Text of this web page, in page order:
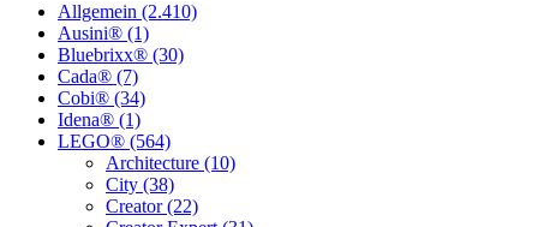
Allgemein (2.410)
Ausini® (1)
Bluebrixx® (30)
Cada® (7)
Cobi® (34)
Idena® (1)
LEGO® (564)
Architecture (10)
City (38)
Creator (22)